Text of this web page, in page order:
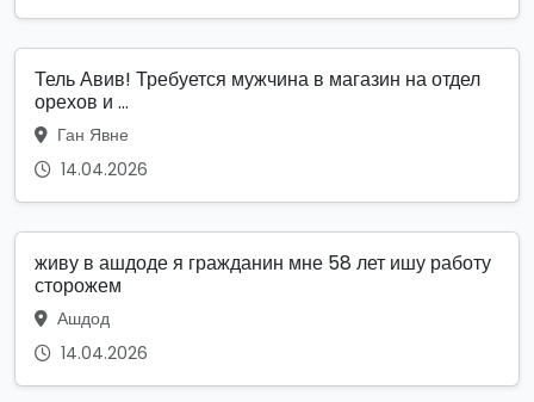
Тель Авив! Требуется мужчина в магазин на отдел
орехов и ...
Ган Явне
14.04.2026
живу в ашдоде я гражданин мне 58 лет ишу работу
сторожем
Ашдод
14.04.2026